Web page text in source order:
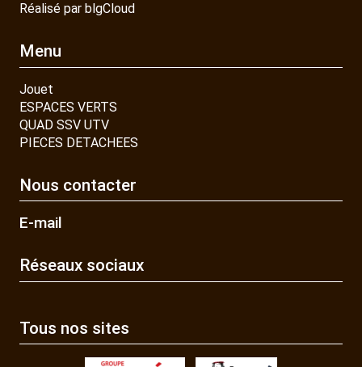
Réalisé par blgCloud
Menu
Jouet
ESPACES VERTS
QUAD SSV UTV
PIECES DETACHEES
Nous contacter
E-mail
Réseaux sociaux
Tous nos sites